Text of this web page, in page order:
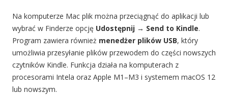
Na komputerze Mac plik można przeciągnąć do aplikacji lub
wybrać w Finderze opcję Udostępnij → Send to Kindle.
Program zawiera również menedżer plików USB, który
umożliwia przesyłanie plików przewodem do części nowszych
czytników Kindle. Funkcja działa na komputerach z
procesorami Intela oraz Apple M1–M3 i systemem macOS 12
lub nowszym.